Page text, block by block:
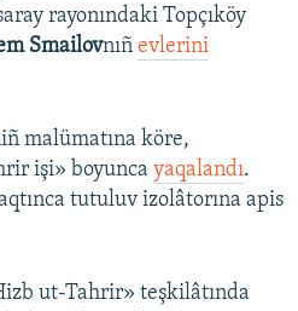
rayonındaki Topçıköy
Smailovnıñ evlerini
malümatına köre,
işi» boyunca yaqalandı.
tutuluv izolâtorına apis
ut-Tahrir» teşkilâtında